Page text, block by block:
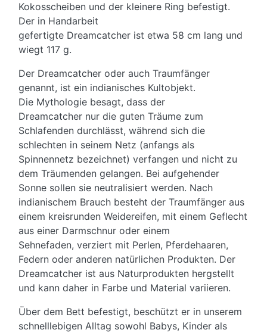
Kokosscheiben und der kleinere Ring befestigt.
Der in Handarbeit
gefertigte Dreamcatcher ist etwa 58 cm lang und
wiegt 117 g.
Der Dreamcatcher oder auch Traumfänger
genannt, ist ein indianisches Kultobjekt.
Die Mythologie besagt, dass der
Dreamcatcher nur die guten Träume zum
Schlafenden durchlässt, während sich die
schlechten in seinem Netz (anfangs als
Spinnennetz bezeichnet) verfangen und nicht zu
dem Träumenden gelangen. Bei aufgehender
Sonne sollen sie neutralisiert werden. Nach
indianischem Brauch besteht der Traumfänger aus
einem kreisrunden Weidereifen, mit einem Geflecht
aus einer Darmschnur oder einem
Sehnefaden, verziert mit Perlen, Pferdehaaren,
Federn oder anderen natürlichen Produkten. Der
Dreamcatcher ist aus Naturprodukten hergstellt
und kann daher in Farbe und Material variieren.
Über dem Bett befestigt, beschützt er in unserem
schnelllebigen Alltag sowohl Babys, Kinder als